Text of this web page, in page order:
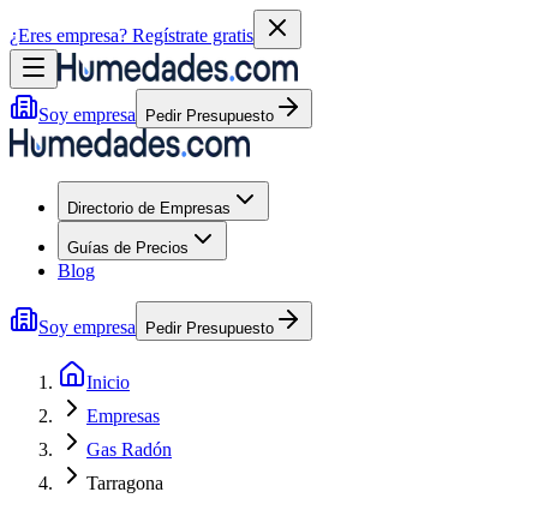
¿Eres empresa? Regístrate gratis
Soy empresa Pedir Presupuesto
Directorio de Empresas
Guías de Precios
Blog
Soy empresa Pedir Presupuesto
Inicio
Empresas
Gas Radón
Tarragona